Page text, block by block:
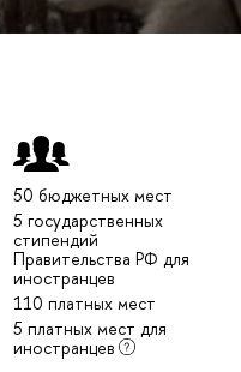
50 бюджетных мест
5 государственных
стипендий
Правительства РФ для
иностранцев
110 платных мест
5 платных мест для
иностранцев